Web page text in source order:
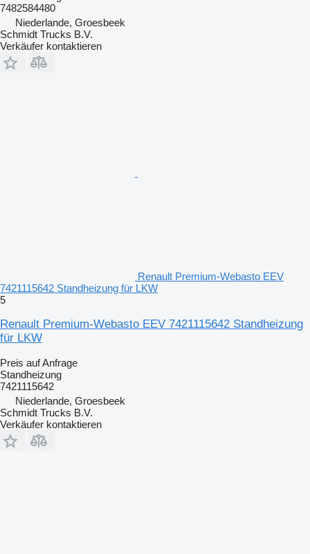
7482584480
Niederlande, Groesbeek
Schmidt Trucks B.V.
Verkäufer kontaktieren
Renault Premium-Webasto EEV
7421115642 Standheizung für LKW
5
Renault Premium-Webasto EEV 7421115642 Standheizung
für LKW
Preis auf Anfrage
Standheizung
7421115642
Niederlande, Groesbeek
Schmidt Trucks B.V.
Verkäufer kontaktieren